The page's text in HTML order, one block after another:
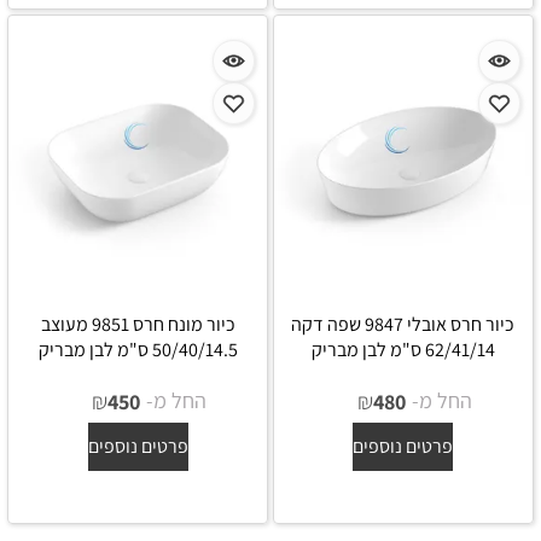
כיור חרס אובלי 9847 שפה דקה
62/41/14 ס"מ לבן מבריק
החל מ- ₪480
פרטים נוספים
כיור מונח חרס 9851 מעוצב
50/40/14.5 ס"מ לבן מבריק
החל מ- ₪450
פרטים נוספים